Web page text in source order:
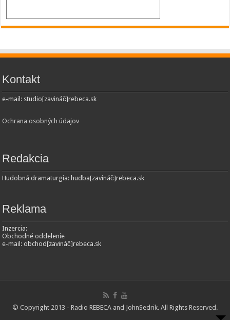
Kontakt
e-mail: studio[zavináč]rebeca.sk
Ochrana osobných údajov
Redakcia
Hudobná dramaturgia: hudba[zavináč]rebeca.sk
Reklama
Inzercia:
Obchodné oddelenie
e-mail: obchod[zavináč]rebeca.sk
© Copyright 2013 - Radio REBECA and JohnSedrik. All Rights Reserved.